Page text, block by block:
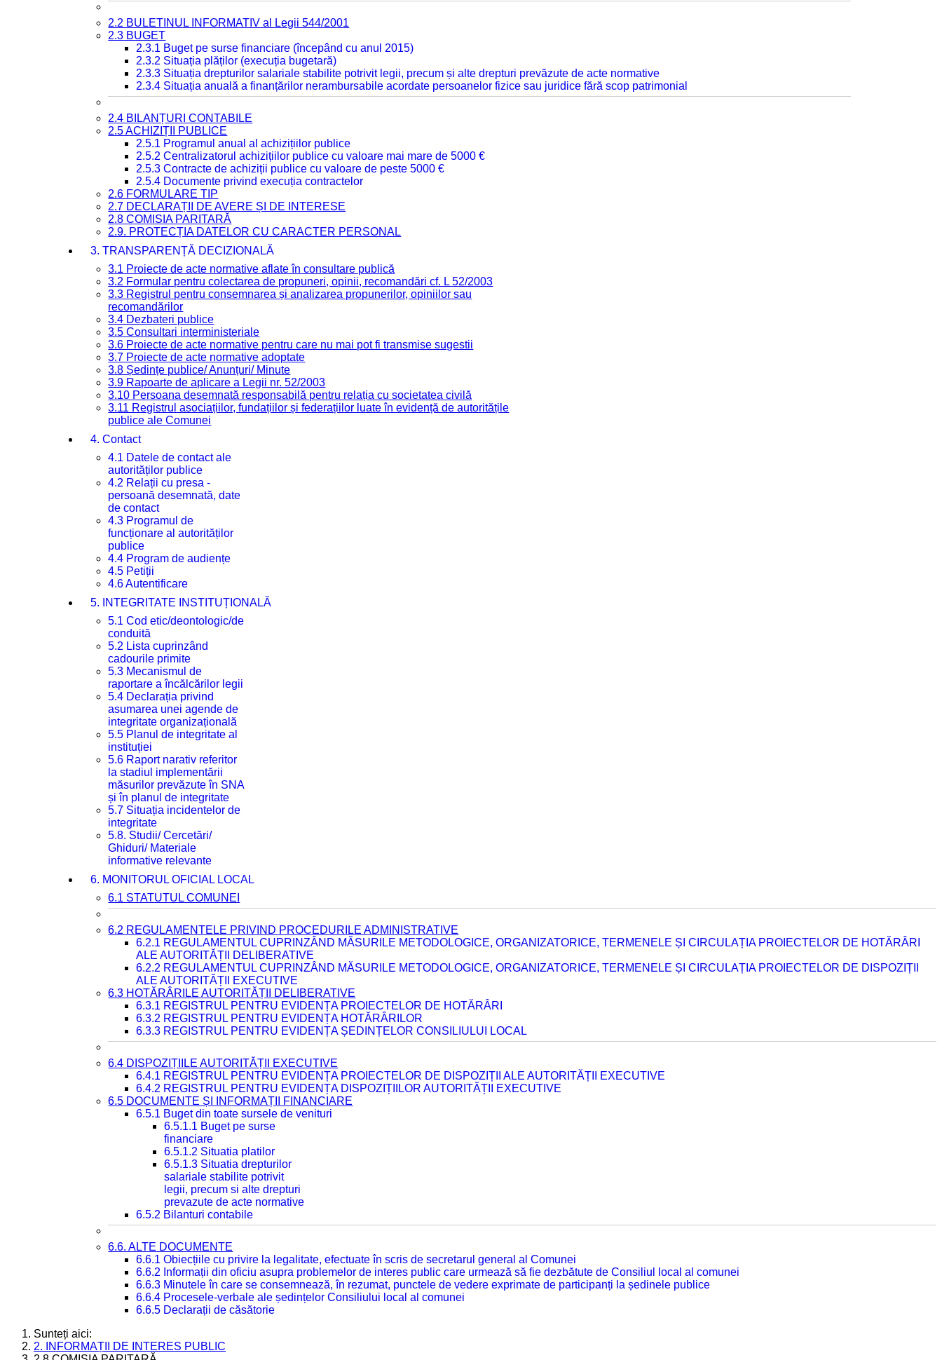
2.2 BULETINUL INFORMATIV al Legii 544/2001
2.3 BUGET
2.3.1 Buget pe surse financiare (începând cu anul 2015)
2.3.2 Situația plăților (execuția bugetară)
2.3.3 Situația drepturilor salariale stabilite potrivit legii, precum și alte drepturi prevăzute de acte normative
2.3.4 Situația anuală a finanțărilor nerambursabile acordate persoanelor fizice sau juridice fără scop patrimonial
2.4 BILANȚURI CONTABILE
2.5 ACHIZIȚII PUBLICE
2.5.1 Programul anual al achizițiilor publice
2.5.2 Centralizatorul achizițiilor publice cu valoare mai mare de 5000 €
2.5.3 Contracte de achiziții publice cu valoare de peste 5000 €
2.5.4 Documente privind execuția contractelor
2.6 FORMULARE TIP
2.7 DECLARAȚII DE AVERE ȘI DE INTERESE
2.8 COMISIA PARITARĂ
2.9. PROTECȚIA DATELOR CU CARACTER PERSONAL
3. TRANSPARENȚĂ DECIZIONALĂ
3.1 Proiecte de acte normative aflate în consultare publică
3.2 Formular pentru colectarea de propuneri, opinii, recomandări cf. L 52/2003
3.3 Registrul pentru consemnarea și analizarea propunerilor, opiniilor sau
recomandărilor
3.4 Dezbateri publice
3.5 Consultari interministeriale
3.6 Proiecte de acte normative pentru care nu mai pot fi transmise sugestii
3.7 Proiecte de acte normative adoptate
3.8 Ședințe publice/ Anunțuri/ Minute
3.9 Rapoarte de aplicare a Legii nr. 52/2003
3.10 Persoana desemnată responsabilă pentru relația cu societatea civilă
3.11 Registrul asociațiilor, fundațiilor și federațiilor luate în evidență de autoritățile
publice ale Comunei
4. Contact
4.1 Datele de contact ale
autorităților publice
4.2 Relații cu presa -
persoană desemnată, date
de contact
4.3 Programul de
funcționare al autorităților
publice
4.4 Program de audiențe
4.5 Petiții
4.6 Autentificare
5. INTEGRITATE INSTITUȚIONALĂ
5.1 Cod etic/deontologic/de
conduită
5.2 Lista cuprinzând
cadourile primite
5.3 Mecanismul de
raportare a încălcărilor legii
5.4 Declarația privind
asumarea unei agende de
integritate organizațională
5.5 Planul de integritate al
instituției
5.6 Raport narativ referitor
la stadiul implementării
măsurilor prevăzute în SNA
și în planul de integritate
5.7 Situația incidentelor de
integritate
5.8. Studii/ Cercetări/
Ghiduri/ Materiale
informative relevante
6. MONITORUL OFICIAL LOCAL
6.1 STATUTUL COMUNEI
6.2 REGULAMENTELE PRIVIND PROCEDURILE ADMINISTRATIVE
6.2.1 REGULAMENTUL CUPRINZÂND MĂSURILE METODOLOGICE, ORGANIZATORICE, TERMENELE ȘI CIRCULAȚIA PROIECTELOR DE HOTĂRÂRI
ALE AUTORITĂȚII DELIBERATIVE
6.2.2 REGULAMENTUL CUPRINZÂND MĂSURILE METODOLOGICE, ORGANIZATORICE, TERMENELE ȘI CIRCULAȚIA PROIECTELOR DE DISPOZIȚII
ALE AUTORITĂȚII EXECUTIVE
6.3 HOTĂRÂRILE AUTORITĂȚII DELIBERATIVE
6.3.1 REGISTRUL PENTRU EVIDENȚA PROIECTELOR DE HOTĂRÂRI
6.3.2 REGISTRUL PENTRU EVIDENȚA HOTĂRÂRILOR
6.3.3 REGISTRUL PENTRU EVIDENȚA ȘEDINȚELOR CONSILIULUI LOCAL
6.4 DISPOZIȚIILE AUTORITĂȚII EXECUTIVE
6.4.1 REGISTRUL PENTRU EVIDENȚA PROIECTELOR DE DISPOZIȚII ALE AUTORITĂȚII EXECUTIVE
6.4.2 REGISTRUL PENTRU EVIDENȚA DISPOZIȚIILOR AUTORITĂȚII EXECUTIVE
6.5 DOCUMENTE ȘI INFORMAȚII FINANCIARE
6.5.1 Buget din toate sursele de venituri
6.5.1.1 Buget pe surse
financiare
6.5.1.2 Situatia platilor
6.5.1.3 Situatia drepturilor
salariale stabilite potrivit
legii, precum si alte drepturi
prevazute de acte normative
6.5.2 Bilanturi contabile
6.6. ALTE DOCUMENTE
6.6.1 Obiecțiile cu privire la legalitate, efectuate în scris de secretarul general al Comunei
6.6.2 Informații din oficiu asupra problemelor de interes public care urmează să fie dezbătute de Consiliul local al comunei
6.6.3 Minutele în care se consemnează, în rezumat, punctele de vedere exprimate de participanți la ședinele publice
6.6.4 Procesele-verbale ale ședințelor Consiliului local al comunei
6.6.5 Declarații de căsătorie
Sunteți aici:
2. INFORMAȚII DE INTERES PUBLIC